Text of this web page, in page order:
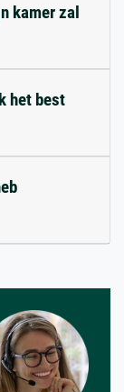
kamer zal
het best